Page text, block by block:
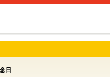
日